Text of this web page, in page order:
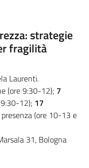
strategie
fragilità
Laurenti.
(ore 9:30-12); 7
12); 17
(ore 10-13 e
31, Bologna